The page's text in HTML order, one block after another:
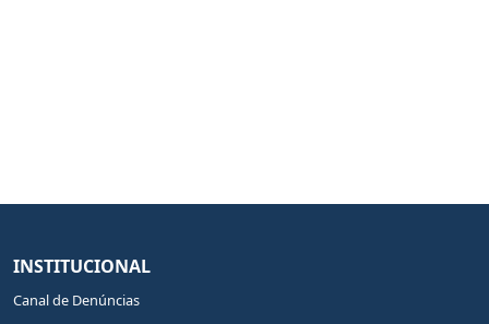
INSTITUCIONAL
Canal de Denúncias